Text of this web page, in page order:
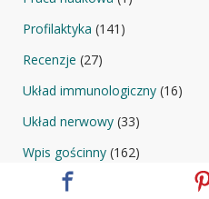
Profilaktyka (141)
Recenzje (27)
Układ immunologiczny (16)
Układ nerwowy (33)
Wpis gościnny (162)
Zdrowa dieta